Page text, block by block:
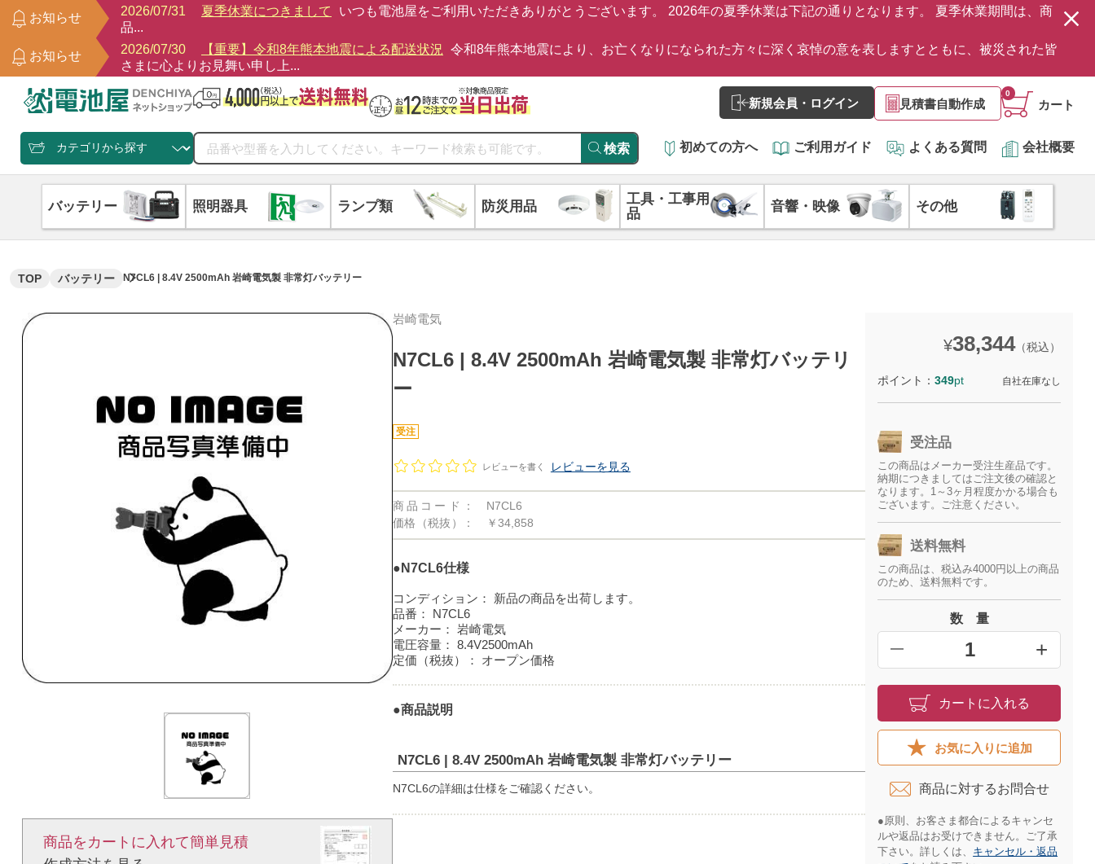
お知らせ
2026/07/31 夏季休業につきまして
いつも電池屋をご利用いただきありがとうございます。 2026年の夏季休業は下記の通りとなります。 夏季休業期間は、商
品...
お知らせ
2026/07/30 【重要】令和8年熊本地震による配送状況 令和8年熊本地震により、お亡くなりになられた方々に深く哀悼の意を表しますとともに、被災された皆
さまに心よりお見舞い申し上...
新規会員・ログイン 見積書自動作成 カート
0
検索 初めての方へ ご利用ガイド よくある質問 会社概要
バッテリー 照明器具 ランプ類 防災用品
工具・工事用
品
音響・映像 その他
TOP バッテリー N7CL6 | 8.4V 2500mAh 岩崎電気製 非常灯バッテリー
商品をカートに入れて簡単見積​
岩崎電気
N7CL6 | 8.4V 2500mAh 岩崎電気製 非常灯バッテリ
ー
受注
レビューを書く レビューを見る
商品コード：
N7CL6
価格（税抜）：
￥34,858
●N7CL6仕様
コンディション：
新品の商品を出荷します。
品番：
N7CL6
メーカー： 岩崎電気
電圧容量： 8.4V2500mAh
定価（税抜）：
オープン価格
●商品説明
N7CL6 | 8.4V 2500mAh 岩崎電気製 非常灯バッテリー
N7CL6の詳細は仕様をご確認ください。
¥38,344（税込）
ポイント：349pt 自社在庫なし
受注品
この商品はメーカー受注生産品です。
納期につきましてはご注文後の確認と
なります。1～3ヶ月程度かかる場合も
ございます。ご注意ください。
送料無料
この商品は、税込み4000円以上の商品
のため、送料無料です。
数 量
━ +
カートに入れる
お気に入りに追加
商品に対するお問合せ​
●原則、お客さま都合によるキャンセ
ルや返品はお受けできません。ご了承
下さい。詳しくは、 キャンセル・返品